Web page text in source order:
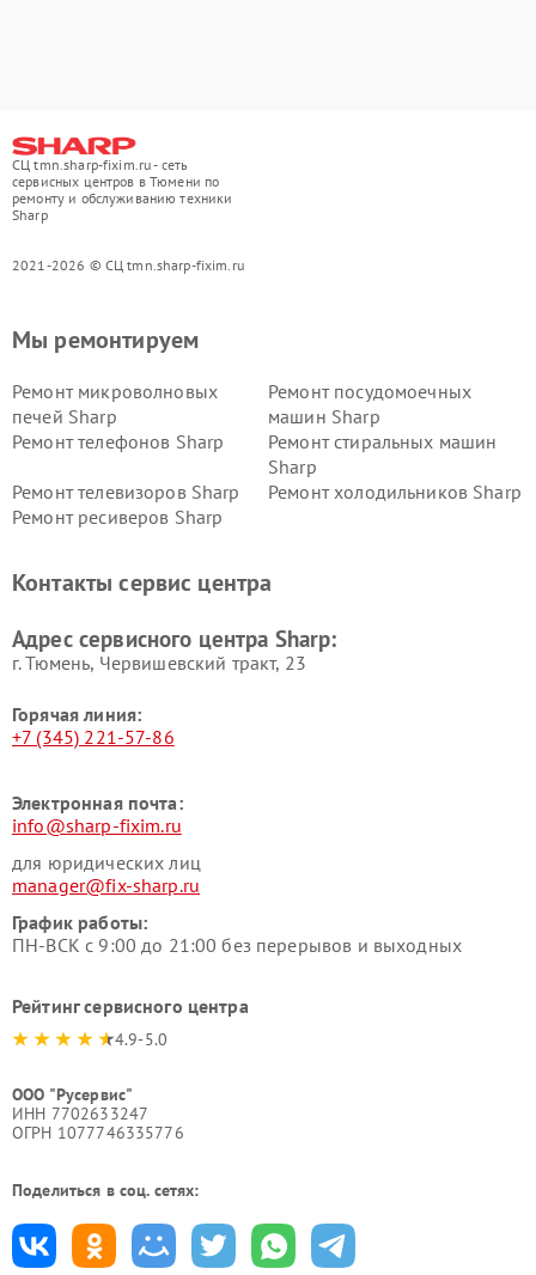
СЦ tmn.sharp-fixim.ru - сеть
сервисных центров в Тюмени по
ремонту и обслуживанию техники
Sharp
2021-2026 © СЦ tmn.sharp-fixim.ru
Мы ремонтируем
Ремонт микроволновых
печей Sharp
Ремонт посудомоечных
машин Sharp
Ремонт телефонов Sharp
Ремонт стиральных машин
Sharp
Ремонт телевизоров Sharp
Ремонт холодильников Sharp
Ремонт ресиверов Sharp
Контакты сервис центра
Адрес сервисного центра Sharp:
г. Тюмень, ​Червишевский тракт, 23
Горячая линия:
+7 (345) 221-57-86
Электронная почта:
info@sharp-fixim.ru
для юридических лиц
manager@fix-sharp.ru
График работы:
ПН-ВСК с 9:00 до 21:00 без перерывов и выходных
Рейтинг сервисного центра
4.9-5.0
ООО "Русервис"
ИНН 7702633247
ОГРН 1077746335776
Поделиться в соц. сетях: